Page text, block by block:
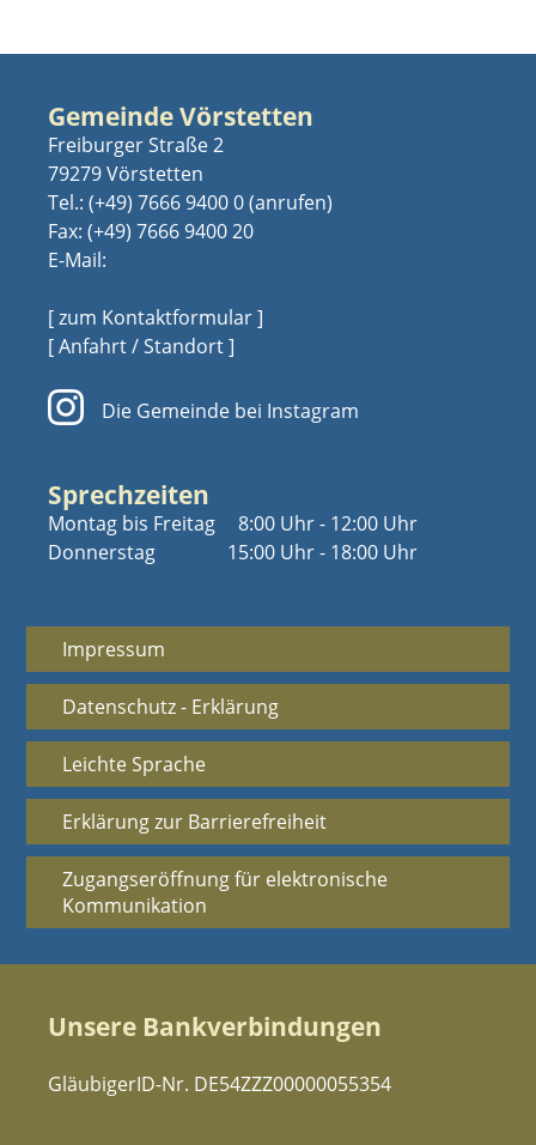
Gemeinde Vörstetten
Freiburger Straße 2
79279 Vörstetten
Tel.: (+49) 7666 9400 0
Fax: (+49) 7666 9400 20
E-Mail:
[ zum Kontaktformular ]
[ Anfahrt / Standort ]
Die Gemeinde bei Instagram
Sprechzeiten
Montag bis Freitag
Donnerstag
8:00 Uhr - 12:00 Uhr
15:00 Uhr - 18:00 Uhr
Impressum
Datenschutz - Erklärung
Leichte Sprache
Erklärung zur Barrierefreiheit
Zugangseröffnung für elektronische
Kommunikation
Unsere Bankverbindungen
GläubigerID-Nr. DE54ZZZ00000055354